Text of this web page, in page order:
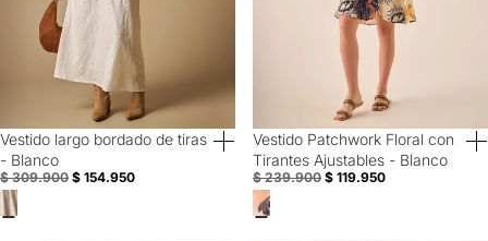
50% Off
Vestido largo bordado de tiras
- Blanco
$ 309.900 $ 154.950
50% Off
Vestido Patchwork Floral con
Tirantes Ajustables - Blanco
$ 239.900 $ 119.950